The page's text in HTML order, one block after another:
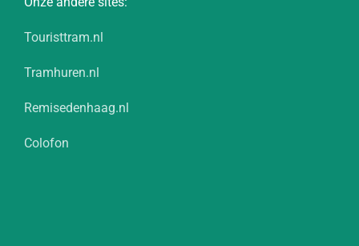
Touristtram.nl
Tramhuren.nl
Remisedenhaag.nl
Colofon